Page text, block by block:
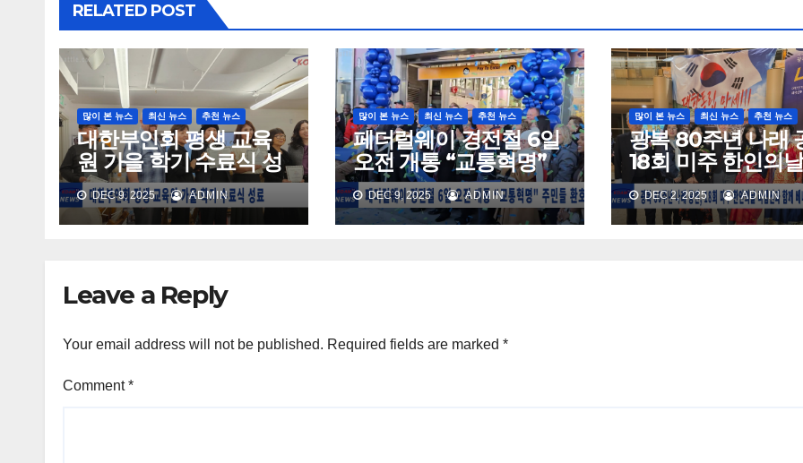
RELATED POST
많이 본 뉴스 최신 뉴스 추천 뉴스
대한부인회 평생 교육
원 가을 학기 수료식 성
료DEC 9, 2025 ADMIN
많이 본 뉴스 최신 뉴스 추천 뉴스
페더럴웨이 경전철 6일
오전 개통 “교통혁명”
주민들 환호
DEC 9, 2025 ADMIN
많이 본 뉴스 최신 뉴스 추천 뉴스
광복 80주년 나래
18회 미주 한인의
셉션과 함께 베나
홀 가득 메워
DEC 2, 2025 ADMIN
Leave a Reply
Your email address will not be published. Required fields are marked *
Comment*